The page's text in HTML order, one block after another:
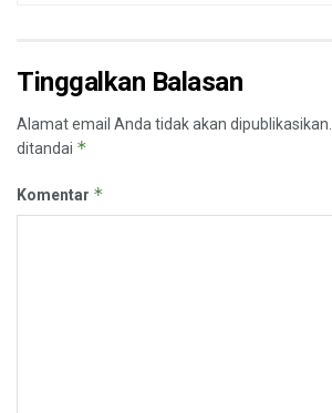
Tinggalkan Balasan
Alamat email Anda tidak akan dipublikasikan.
ditandai *
Komentar *